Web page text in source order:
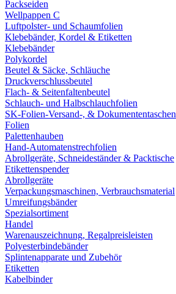
Packseiden
Wellpappen C
Luftpolster- und Schaumfolien
Klebebänder, Kordel & Etiketten
Klebebänder
Polykordel
Beutel & Säcke, Schläuche
Druckverschlussbeutel
Flach- & Seitenfaltenbeutel
Schlauch- und Halbschlauchfolien
SK-Folien-Versand-, & Dokumententaschen
Folien
Palettenhauben
Hand-Automatenstrechfolien
Abrollgeräte, Schneideständer & Packtische
Etikettenspender
Abrollgeräte
Verpackungsmaschinen, Verbrauchsmaterial
Umreifungsbänder
Spezialsortiment
Handel
Warenauszeichnung, Regalpreisleisten
Polyesterbindebänder
Splintenapparate und Zubehör
Etiketten
Kabelbinder